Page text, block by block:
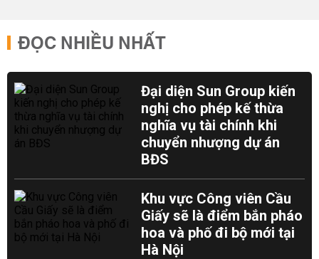
ĐỌC NHIỀU NHẤT
Đại diện Sun Group kiến
nghị cho phép kế thừa
nghĩa vụ tài chính khi
chuyển nhượng dự án
BĐS
Khu vực Công viên Cầu
Giấy sẽ là điểm bắn pháo
hoa và phố đi bộ mới tại
Hà Nội